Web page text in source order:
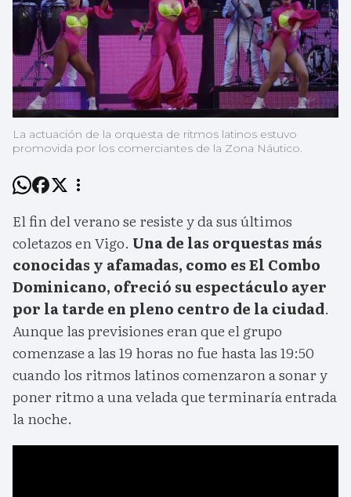
La actuación de la orquesta de ritmos latinos estuvo
promovida por los comerciantes de la Zona Náutico.
El fin del verano se resiste y da sus últimos
coletazos en Vigo. Una de las orquestas más
conocidas y afamadas, como es El Combo
Dominicano, ofreció su espectáculo ayer
por la tarde en pleno centro de la ciudad.
Aunque las previsiones eran que el grupo
comenzase a las 19 horas no fue hasta las 19:50
cuando los ritmos latinos comenzaron a sonar y
poner ritmo a una velada que terminaría entrada
la noche.